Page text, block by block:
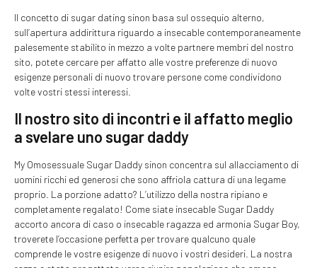
Il concetto di sugar dating sinon basa sul ossequio alterno,
sull’apertura addirittura riguardo a insecable contemporaneamente
palesemente stabilito in mezzo a volte partnere membri del nostro
sito, potete cercare per affatto alle vostre preferenze di nuovo
esigenze personali di nuovo trovare persone come condividono
volte vostri stessi interessi.
Il nostro sito di incontri e il affatto meglio
a svelare uno sugar daddy
My Omosessuale Sugar Daddy sinon concentra sul allacciamento di
uomini ricchi ed generosi che sono affriola cattura di una legame
proprio. La porzione adatto? L’utilizzo della nostra ripiano e
completamente regalato! Come siate insecable Sugar Daddy
accorto ancora di caso o insecable ragazza ed armonia Sugar Boy,
troverete l’occasione perfetta per trovare qualcuno quale
comprende le vostre esigenze di nuovo i vostri desideri. La nostra